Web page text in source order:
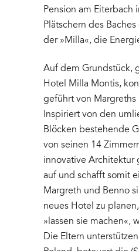
Pension am Eiterbach
Plätschern des
der »Milla«, die
Auf dem Grundstück,
Hotel Milla Montis,
geführt von Margreths
Inspiriert von den
Blöcken bestehende
von seinen 14
innovative Architektur
auf und schafft somit
Margreth und Benno
neues Hotel zu
»lassen sie machen«,
Die Eltern